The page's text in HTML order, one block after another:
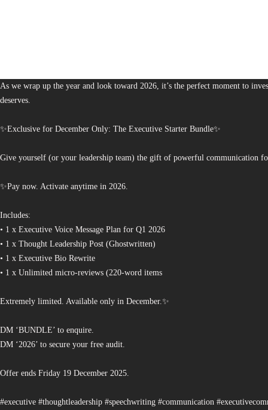
As we wrap up the year and look toward 2026, it’s the perfect moment to
deserves.
✨Exclusive for December Only: The Executive Starter Bundle✨
Give yourself (or your leadership team) the gift of powerful communication
✨Pay now. Activate anytime in 2026.
Includes:
• 1 x Executive Voice Message Plan for Q1 2026
• 1 x Thought Leadership Post (Ghostwritten)
• 1 x Executive Bio Rewrite
• 1 x Unlimited micro-reviews (220-word items
Extremely limited. Available only in December.✨
DM ‘BUNDLE’ to enquire.
DM ‘2026’ to secure your free audit.
Offer ends Friday 19 December 2025.
#executive #thoughtleadership #speechwriting #communication